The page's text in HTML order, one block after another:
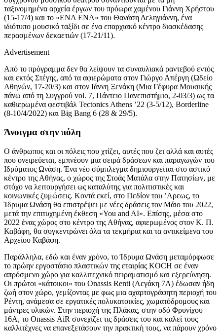
ταξινομημένα αρχεία έργων του πρόωρα χαμένου Γιάννη Χρήστου
(15-17/4) και το «ΕΝΑ ΕΝΑ» του Θανάση Δεληγιάννη, ένα
ιδιότυπο μουσικό ταξίδι σε ένα επαρχιακό κέντρο διασκέδασης
περασμένων δεκαετιών (17-21/11).
Advertisement
Από το πρόγραμμα δεν θα λείψουν τα συναυλιακά ραντεβού εντός
και εκτός Στέγης, από τα αφιερώματα στον Γιώργο Απέργη (Ωδείο
Αθηνών, 17-20/3) και στον Ιάννη Ξενάκη (Μια Γέφυρα Μουσικής
πάνω από τη Συγγρού vol. 7, Πάντειο Πανεπιστήμιο, 2-03/3) ως τα
καθιερωμένα φεστιβάλ Tectonics Athens ’22 (3-5/12), Borderline
(8-10/4/2022) και Big Bang 6 (28 & 29/5).
Άνοιγμα στην πόλη
Ο άνθρωπος και οι πόλεις που χτίζει, αυτές που ζει αλλά και αυτές
που ονειρεύεται, εμπνέουν μια σειρά δράσεων και παραγωγών του
Ιδρύματος Ωνάση. Ένα νέο σύμπλεγμα δημιουργείται στο αστικό
κέντρο της Αθήνας, o χώρος της Στοάς Ματάλα στην Πατησίων, με
στόχο να λειτουργήσει ως καταλύτης για πολιτιστικές και
κοινωνικές ζυμώσεις. Κοντά εκεί, στο Πεδίον του ’Αρεως, το
Ίδρυμα Ωνάση θα επιστρέψει με νέες δράσεις τον Μάιο του 2022,
μετά την επιτυχημένη έκθεση «You and AI». Επίσης, μέσα στο
2022 ένας χώρος στο κέντρο της Αθήνας, αφιερωμένος στον Κ. Π.
Καβάφη, θα συγκεντρώνει όλα τα τεκμήρια και τα αντικείμενα του
Αρχείου Καβάφη.
Παράλληλα, εδώ και έναν χρόνο, το Ίδρυμα Ωνάση μεταμόρφωσε
το πρώην εργοστάσιο πλαστικών της εταιρίας KOCH σε έναν
απρόσμενο χώρο για καλλιτεχνικό πειραματισμό και εξερεύνηση.
Οι πρώτοι «κάτοικοι» του Onassis Renti (Λεγάκη 7Α) έδωσαν ήδη
ζωή στον χώρο, γεμίζοντας με φως μια αχαρτογράφητη περιοχή του
Ρέντη, ανάμεσα σε εργατικές πολυκατοικίες, χωματόδρομους και
μάντρες υλικών. Στην περιοχή της Πλάκας, στην οδό Φρυνίχου
16A, το Onassis ΑiR συνεχίζει τις δράσεις του και καλεί τους
καλλιτέχνες να επανεξετάσουν την πρακτική τους, να πάρουν χρόνο